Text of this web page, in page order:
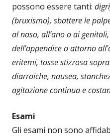
possono essere tanti:
(bruxismo), sbattere le
al naso, all’ano o ai
dell'appendice o attorno
eritemi, tosse stizzosa
diarroiche, nausea,
agitazione continua e
Esami
Gli esami non sono